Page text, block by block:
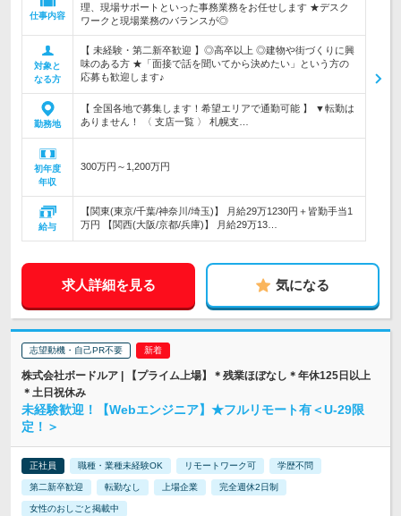
仕事内容
理、現場サポートといった事務業務をお任せします ★デスク
ワークと現場業務のバランスが◎
対象と
なる方
【 未経験・第二新卒歓迎 】◎高卒以上 ◎建物や街づくりに興
味のある方 ★「面接で話を聞いてから決めたい」という方の
応募も歓迎します♪
勤務地
【 全国各地で募集します！希望エリアで通勤可能 】 ▼転勤は
ありません！ 〈 支店一覧 〉 札幌支…
初年度
年収
300万円～1,200万円
給与
【関東(東京/千葉/神奈川/埼玉)】 月給29万1230円＋皆勤手当1
万円 【関西(大阪/京都/兵庫)】 月給29万13…
求人詳細を見る 気になる
志望動機・自己PR不要
株式会社ボードルア | 【プライム上場】＊残業ほぼなし＊年休125日以上
＊土日祝休み
未経験歓迎！【Webエンジニア】★フルリモート有＜U-29限
定！＞
正社員 職種・業種未経験OK リモートワーク可 学歴不問
第二新卒歓迎 転勤なし 上場企業 完全週休2日制
女性のおしごと掲載中